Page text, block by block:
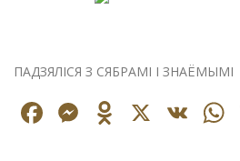
ПАДЗЯЛІСЯ З СЯБРАМІ І ЗНАЁМЫМІ
Facebook
Messenger
X VK